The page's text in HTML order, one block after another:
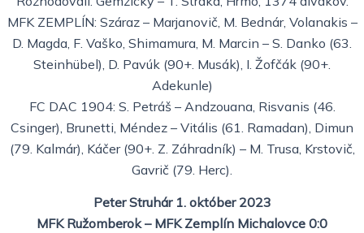
MFK ZEMPLÍN: Száraz – Marjanovič, M. Bednár, Volanakis –
D. Magda, F. Vaško, Shimamura, M. Marcin – S. Danko (63.
Steinhübel), D. Pavúk (90+. Musák), I. Žofčák (90+.
Adekunle)
FC DAC 1904: S. Petráš – Andzouana, Risvanis (46.
Csinger), Brunetti, Méndez – Vitális (61. Ramadan), Dimun
(79. Kalmár), Káčer (90+. Z. Záhradník) – M. Trusa, Krstovič,
Gavrič (79. Herc).
Peter Struhár 1. október 2023
MFK Ružomberok – MFK Zemplín Michalovce 0:0